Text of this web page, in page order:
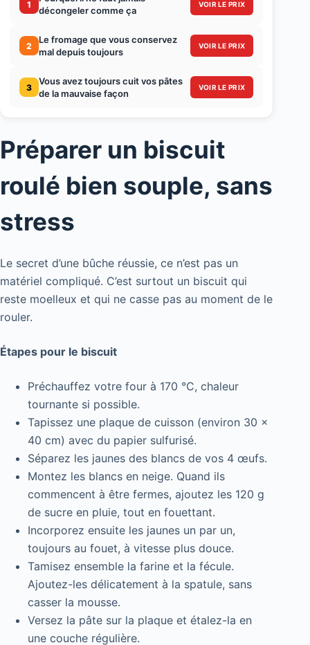
1
décongeler comme ça
VOIR LE PRIX
2
Le fromage que vous conservez
mal depuis toujours
VOIR LE PRIX
3
Vous avez toujours cuit vos pâtes
de la mauvaise façon
VOIR LE PRIX
Préparer un biscuit
roulé bien souple, sans
stress
Le secret d’une bûche réussie, ce n’est pas un
matériel compliqué. C’est surtout un biscuit qui
reste moelleux et qui ne casse pas au moment de le
rouler.
Étapes pour le biscuit
Préchauffez votre four à 170 °C, chaleur
tournante si possible.
Tapissez une plaque de cuisson (environ 30 ×
40 cm) avec du papier sulfurisé.
Séparez les jaunes des blancs de vos 4 œufs.
Montez les blancs en neige. Quand ils
commencent à être fermes, ajoutez les 120 g
de sucre en pluie, tout en fouettant.
Incorporez ensuite les jaunes un par un,
toujours au fouet, à vitesse plus douce.
Tamisez ensemble la farine et la fécule.
Ajoutez-les délicatement à la spatule, sans
casser la mousse.
Versez la pâte sur la plaque et étalez-la en
une couche régulière.